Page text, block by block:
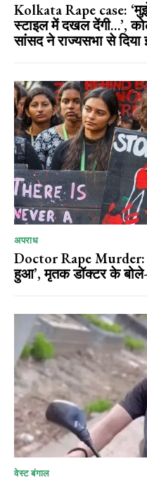
Kolkata Rape case:
स्टाइल में दखल देंगी…’,
सांसद ने राज्यसभा से दिया
अपराध
Doctor Rape Murder:
हुआ’, मृतक डॉक्टर के बोले-
वेस्ट बंगाल